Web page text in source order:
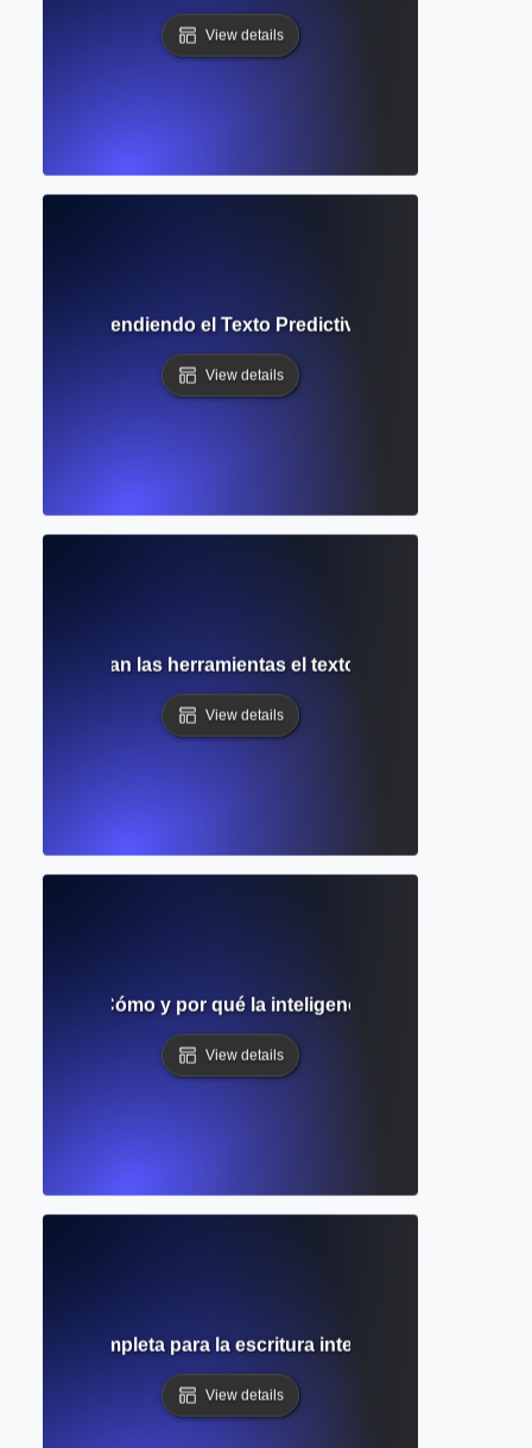
View details
IA? Comprendiendo el Texto Predictivo y las
View details
identifican las herramientas el texto generado por IA
View details
de IA? Cómo y por qué la inteligencia artificial inventa
View details
Guía completa para la escritura inteligente y el apoyo
View details